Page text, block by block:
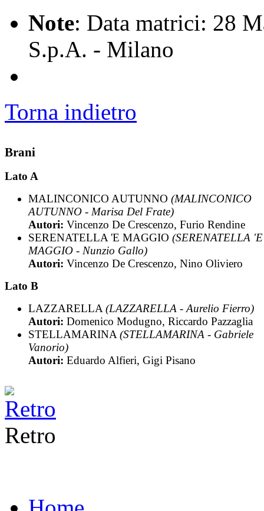
Note: Data matrici: 28
S.p.A. - Milano
Torna indietro
Brani
Lato A
MALINCONICO AUTUNNO (MALINCONICO
AUTUNNO - Marisa Del Frate)
Autori: Vincenzo De Crescenzo, Furio Rendine
SERENATELLA 'E MAGGIO (SERENATELLA 'E
MAGGIO - Nunzio Gallo)
Autori: Vincenzo De Crescenzo, Nino Oliviero
Lato B
LAZZARELLA(LAZZARELLA - Aurelio Fierro)
Autori: Domenico Modugno, Riccardo Pazzaglia
STELLAMARINA(STELLAMARINA - Gabriele
Vanorio)
Autori: Eduardo Alfieri, Gigi Pisano
Retro